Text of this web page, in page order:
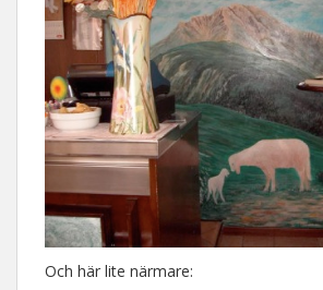
Och här lite närmare: